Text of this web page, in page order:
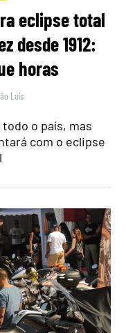
eclipse total
desde 1912:
horas
Luís
o país, mas
com o eclipse